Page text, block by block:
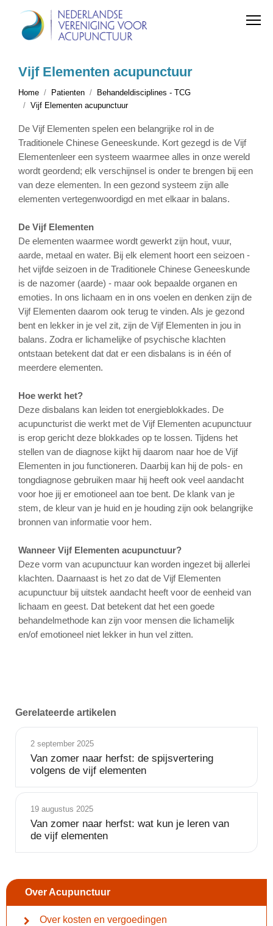
Over Acupunctuur
Over kosten en vergoedingen
Vijf Elementen acupunctuur
Home Patienten
Behandeldisciplines - TCG
Vijf Elementen acupunctuur
De Vijf Elementen spelen een belangrijke rol in de
Traditionele Chinese Geneeskunde. Kort gezegd is de Vijf
Elementenleer een systeem waarmee alles in onze wereld
wordt geordend; elk verschijnsel is onder te brengen bij een
van deze elementen. In een gezond systeem zijn alle
elementen vertegenwoordigd en met elkaar in balans.
De Vijf Elementen
De elementen waarmee wordt gewerkt zijn hout, vuur,
aarde, metaal en water. Bij elk element hoort een seizoen -
het vijfde seizoen in de Traditionele Chinese Geneeskunde
is de nazomer (aarde) - maar ook bepaalde organen en
emoties. In ons lichaam en in ons voelen en denken zijn de
Vijf Elementen daarom ook terug te vinden. Als je gezond
bent en lekker in je vel zit, zijn de Vijf Elementen in jou in
balans. Zodra er lichamelijke of psychische klachten
ontstaan betekent dat dat er een disbalans is in één of
meerdere elementen.
Hoe werkt het?
Deze disbalans kan leiden tot energieblokkades. De
acupuncturist die werkt met de Vijf Elementen acupunctuur
is erop gericht deze blokkades op te lossen. Tijdens het
stellen van de diagnose kijkt hij daarom naar hoe de Vijf
Elementen in jou functioneren. Daarbij kan hij de pols- en
tongdiagnose gebruiken maar hij heeft ook veel aandacht
voor hoe jij er emotioneel aan toe bent. De klank van je
stem, de kleur van je huid en je houding zijn ook belangrijke
bronnen van informatie voor hem.
Wanneer Vijf Elementen acupunctuur?
Deze vorm van acupunctuur kan worden ingezet bij allerlei
klachten. Daarnaast is het zo dat de Vijf Elementen
acupunctuur bij uitstek aandacht heeft voor de eenheid van
lichaam en geest. Dat betekent dat het een goede
behandelmethode kan zijn voor mensen die lichamelijk
en/of emotioneel niet lekker in hun vel zitten.
Gerelateerde artikelen
2 september 2025
Van zomer naar herfst: de spijsvertering
volgens de vijf elementen
19 augustus 2025
Van zomer naar herfst: wat kun je leren van
de vijf elementen